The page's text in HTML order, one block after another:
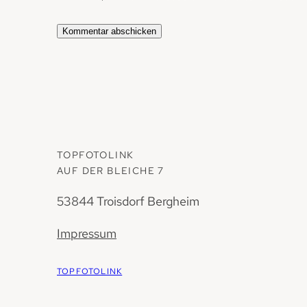
TOPFOTOLINK
AUF DER BLEICHE 7
53844 Troisdorf Bergheim
Impressum
TOPFOTOLINK